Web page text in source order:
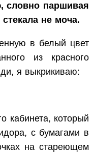
словно паршивая
не моча.
в белый цвет
из красного
я выкрикиваю:
кабинета, который
с бумагами в
на стареющем